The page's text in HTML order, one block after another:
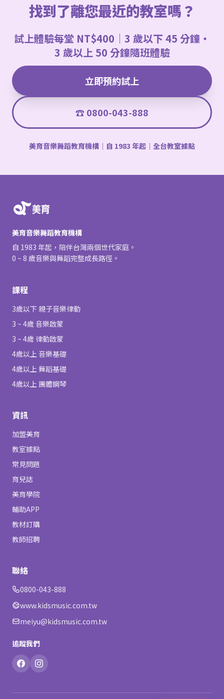
找到了離您最近的教室嗎？
試上體驗每堂 NT$400｜3 歲以下 45 分鐘・
3 歲以上 50 分鐘隨班體驗
立即預約試上
☎ 0800-043-888
美育音樂舞蹈教育機構｜自 1983 年起｜全台教室據點
美育音樂舞蹈教育機構
自 1983 年起，陪伴台灣兩個世代家庭。
0 ~ 8 歲音樂與舞蹈完整成長路徑。
課程
3歲以下 親子音樂律動
3 ~ 4歲 音樂啟蒙
3 ~ 4歲 律動啟蒙
4歲以上 音樂基礎
4歲以上 舞蹈基礎
4歲以上 團體鋼琴
資訊
加盟美育
教室據點
常見問題
育兒誌
美育學院
輔助APP
教材訂購
教師招聘
聯絡
0800-043-888
www.kidsmusic.com.tw
meiyu@kidsmusic.com.tw
追蹤我們